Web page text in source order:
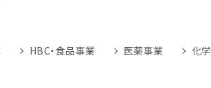
HBC・食品事業 医薬事業 化